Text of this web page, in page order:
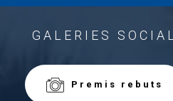
GALERIES SOCIAL
Premis rebuts